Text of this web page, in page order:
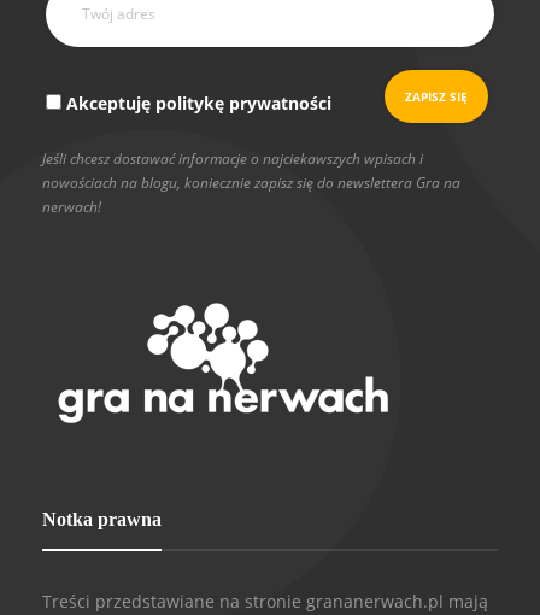
Akceptuję politykę prywatności
Jeśli chcesz dostawać informacje o najciekawszych wpisach i
nowościach na blogu, koniecznie zapisz się do newslettera Gra na
nerwach!
Notka prawna
Treści przedstawiane na stronie grananerwach.pl mają